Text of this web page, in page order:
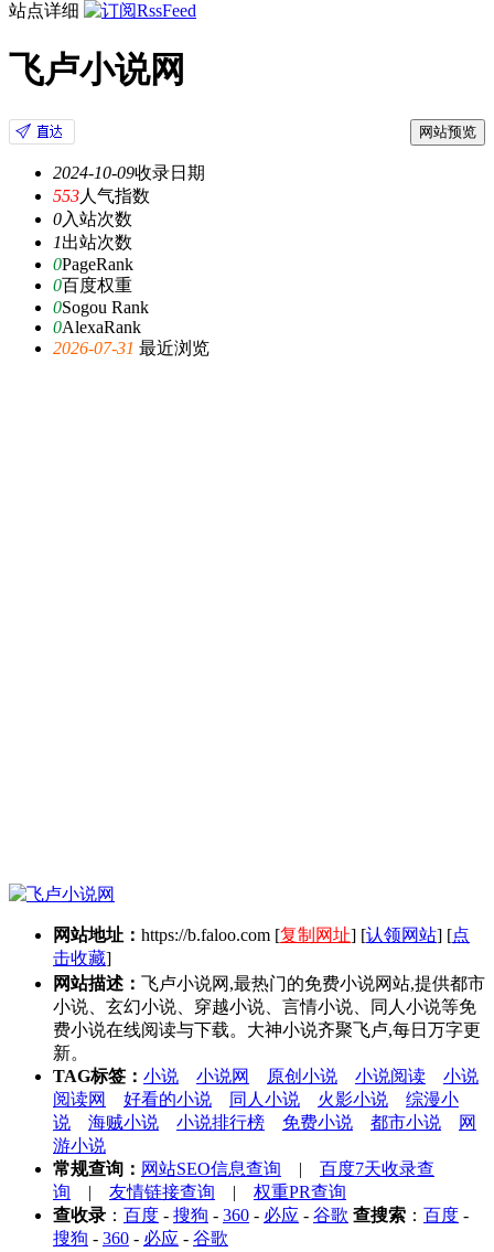
站点详细
飞卢小说网
网站预览
2024-10-09收录日期
553人气指数
0入站次数
1出站次数
0PageRank
0百度权重
0Sogou Rank
0AlexaRank
2026-07-31 最近浏览
网站地址： https://b.faloo.com [复制网址] [认领网站] [点
击收藏]
网站描述： 飞卢小说网,最热门的免费小说网站,提供都市
小说、玄幻小说、穿越小说、言情小说、同人小说等免
费小说在线阅读与下载。大神小说齐聚飞卢,每日万字更
新。
TAG标签： 小说 小说网 原创小说 小说阅读
小说
阅读网
好看的小说 同人小说 火影小说
综漫小
说
海贼小说 小说排行榜 免费小说 都市小说
网
游小说
常规查询： 网站SEO信息查询 | 百度7天收录查
询 | 友情链接查询 | 权重PR查询
查收录 ： 百度 - 搜狗 - 360 - 必应 - 谷歌 查搜索 ： 百度 -
搜狗 - 360 - 必应 - 谷歌